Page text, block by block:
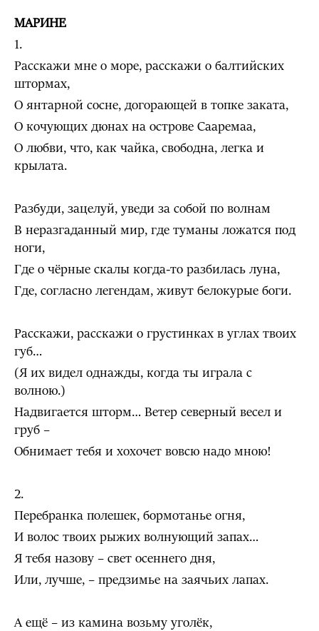
МАРИНЕ
1.
Расскажи мне о море, расскажи о балтийских
штормах,
О янтарной сосне, догорающей в топке заката,
О кочующих дюнах на острове Сааремаа,
О любви, что, как чайка, свободна, легка и
крылата.
Разбуди, зацелуй, уведи за собой по волнам
В неразгаданный мир, где туманы ложатся под
ноги,
Где о чёрные скалы когда-то разбилась луна,
Где, согласно легендам, живут белокурые боги.
Расскажи, расскажи о грустинках в углах твоих
губ…
(Я их видел однажды, когда ты играла с
волною.)
Надвигается шторм… Ветер северный весел и
груб –
Обнимает тебя и хохочет вовсю надо мною!
2.
Перебранка полешек, бормотанье огня,
И волос твоих рыжих волнующий запах…
Я тебя назову – свет осеннего дня,
Или, лучше, – предзимье на заячьих лапах.
А ещё – из камина возьму уголёк,